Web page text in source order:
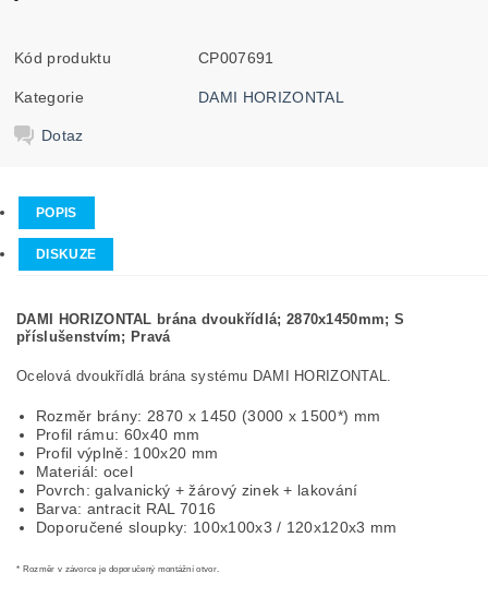
Kód produktu CP007691
Kategorie DAMI HORIZONTAL
Dotaz
POPIS
DISKUZE
DAMI HORIZONTAL brána dvoukřídlá; 2870x1450mm; S
příslušenstvím; Pravá
Ocelová dvoukřídlá brána systému DAMI HORIZONTAL.
Rozměr brány: 2870 x 1450 (3000 x 1500*) mm
Profil rámu: 60x40 mm
Profil výplně: 100x20 mm
Materiál: ocel
Povrch: galvanický + žárový zinek + lakování
Barva: antracit RAL 7016
Doporučené sloupky: 100x100x3 / 120x120x3 mm
* Rozměr v závorce je doporučený montážní otvor.